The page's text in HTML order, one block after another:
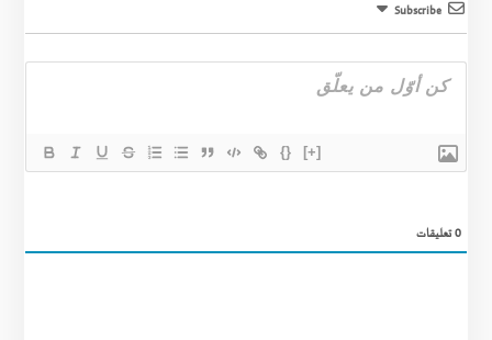
Subscribe
{} [+]
0تعليقات